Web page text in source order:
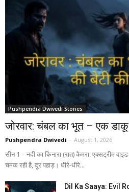
Pushpendra Dwivedi Stories
जोरवार: चंबल का भूत – एक डाकू
Pushpendra Dwivedi - August 1, 2026
सीन 1 – नदी का किनारा (रात) कैमरा: एक्सट्रीम
चमक रही है, दूर पहाड़। धीरे-धीरे...
Dil Ka Saaya: Evil